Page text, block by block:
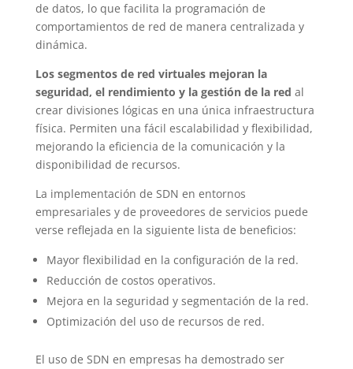
de datos, lo que facilita la programación de
comportamientos de red de manera centralizada y
dinámica.
Los segmentos de red virtuales mejoran la
seguridad, el rendimiento y la gestión de la red al
crear divisiones lógicas en una única infraestructura
física. Permiten una fácil escalabilidad y flexibilidad,
mejorando la eficiencia de la comunicación y la
disponibilidad de recursos.
La implementación de SDN en entornos
empresariales y de proveedores de servicios puede
verse reflejada en la siguiente lista de beneficios:
Mayor flexibilidad en la configuración de la red.
Reducción de costos operativos.
Mejora en la seguridad y segmentación de la red.
Optimización del uso de recursos de red.
El uso de SDN en empresas ha demostrado ser